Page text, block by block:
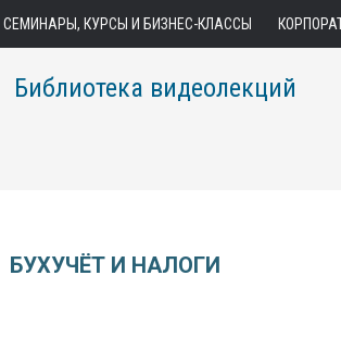
СЕМИНАРЫ, КУРСЫ И БИЗНЕС-КЛАССЫ
Библиотека видеолекций
БУХУЧЁТ И НАЛОГИ